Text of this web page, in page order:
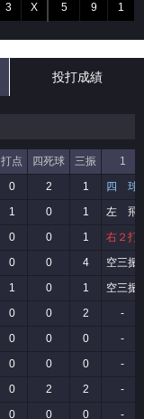
3 X 5 9 1
投打成績
打点 四死球 三振
1
0 2 1
四 球
1 0 1
左 飛
0 0 1
右２打
0 0 4
空三振
1 0 1
空三振
0 0 2
-
0 0 0
-
0 0 0
-
0 2 2
-
0 0 0
-